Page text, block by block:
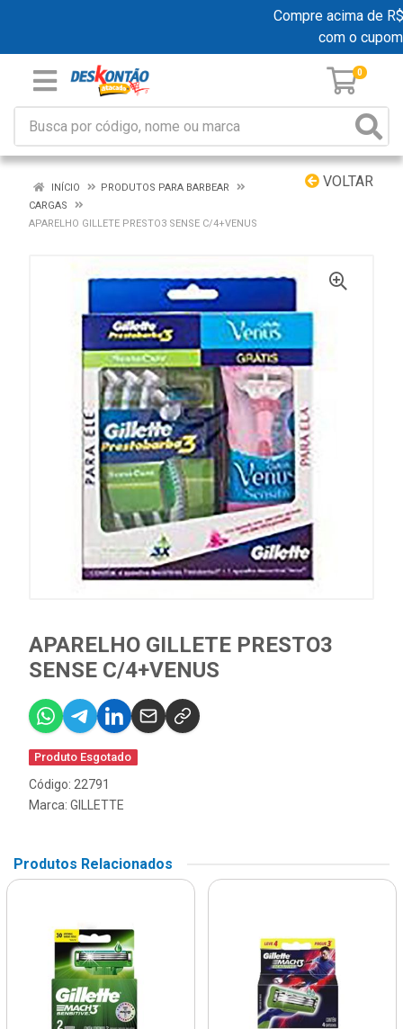
Compre acima de
com o cupom
0
VOLTAR
INÍCIO
PRODUTOS PARA BARBEAR
CARGAS
APARELHO GILLETE PRESTO3 SENSE C/4+VENUS
APARELHO GILLETE PRESTO3
SENSE C/4+VENUS
Produto Esgotado
Código: 22791
Marca: GILLETTE
Produtos Relacionados